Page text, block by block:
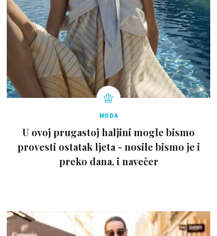
MODA
U ovoj prugastoj haljini mogle bismo
provesti ostatak ljeta - nosile bismo je i
preko dana, i navečer